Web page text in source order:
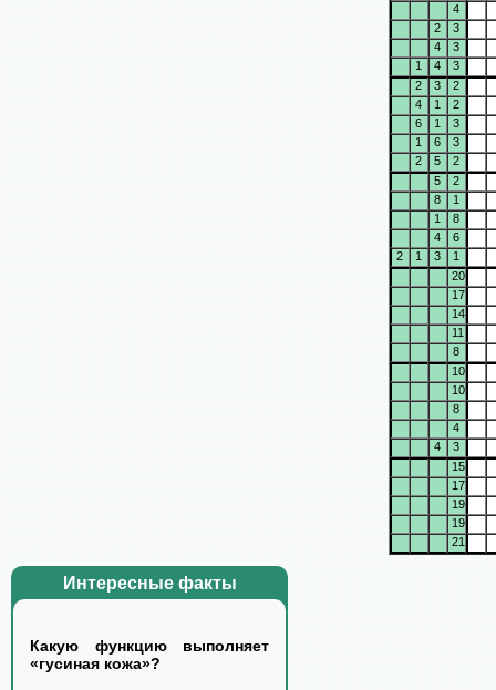
Интересные факты
Какую функцию выполняет
«гусиная кожа»?
4
2
3
4
3
1
4
3
2
3
2
4
1
2
6
1
3
1
6
3
2
5
2
5
2
8
1
1
8
4
6
2
1 3
1
20
17
14
11
8
10
10
8
4
4
3
15
17
19
19
21